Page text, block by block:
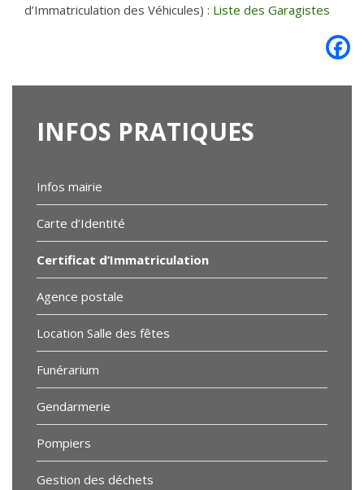
d’Immatriculation des Véhicules) : Liste des Garagistes
INFOS PRATIQUES
Infos mairie
Carte d’Identité
Certificat d’Immatriculation
Agence postale
Location Salle des fêtes
Funérarium
Gendarmerie
Pompiers
Gestion des déchets